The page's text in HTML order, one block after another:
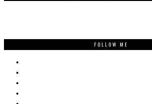
FOLLOW ME